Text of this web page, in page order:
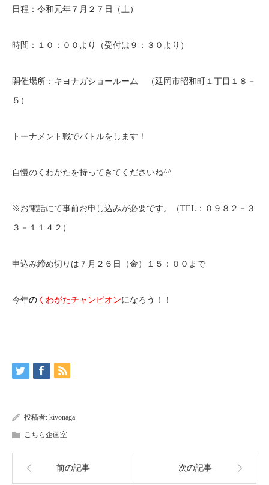
日程：令和元年７月２７日（土）
時間：１０：００より（受付は９：３０より）
開催場所：キヨナガショールーム （延岡市昭和町１丁目１８－
５）
トーナメント戦でバトルをします！
自慢のくわがたを持ってきてくださいね^^
※お電話にて事前お申し込みが必要です。（TEL：０９８２－３
３－１１４２）
申込み締め切りは７月２６日（金）１５：００まで
今年の くわがたチャンピオンになろう！！
投稿者: kiyonaga
こちら企画室
前の記事 次の記事